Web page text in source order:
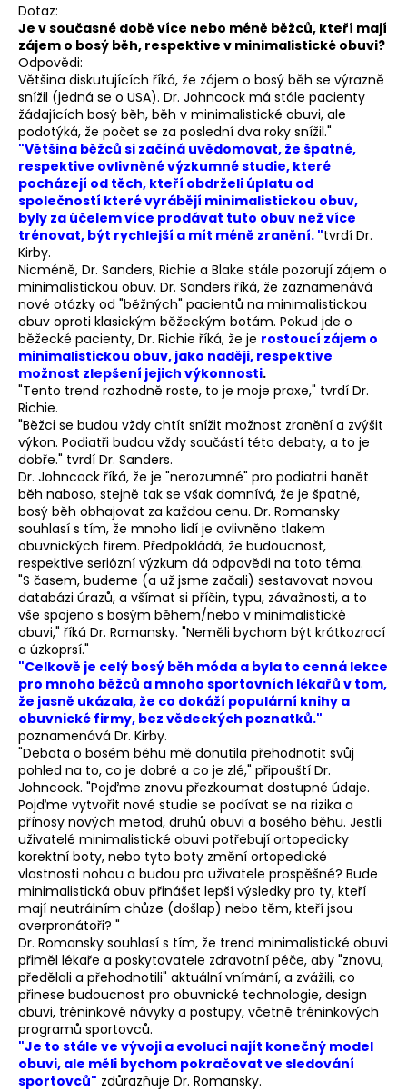
Dotaz:
Je v současné době více nebo méně běžců, kteří mají
zájem o bosý běh, respektive v minimalistické obuvi?
Odpovědi:
Většina diskutujících říká, že zájem o bosý běh se výrazně
snížil (jedná se o USA). Dr. Johncock má stále pacienty
žádajících bosý běh, běh v minimalistické obuvi, ale
podotýká, že počet se za poslední dva roky snížil."
"Většina běžců si začíná uvědomovat, že špatné,
respektive ovlivněné výzkumné studie, které
pocházejí od těch, kteří obdrželi úplatu od
společností které vyrábějí minimalistickou obuv,
byly za účelem více prodávat tuto obuv než více
trénovat, být rychlejší a mít méně zranění. "tvrdí Dr.
Kirby.
Nicméně, Dr. Sanders, Richie a Blake stále pozorují zájem o
minimalistickou obuv. Dr. Sanders říká, že zaznamenává
nové otázky od "běžných" pacientů na minimalistickou
obuv oproti klasickým běžeckým botám. Pokud jde o
běžecké pacienty, Dr. Richie říká, že je rostoucí zájem o
minimalistickou obuv, jako naději, respektive
možnost zlepšení jejich výkonnosti.
"Tento trend rozhodně roste, to je moje praxe," tvrdí Dr.
Richie.
"Běžci se budou vždy chtít snížit možnost zranění a zvýšit
výkon. Podiatři budou vždy součástí této debaty, a to je
dobře." tvrdí Dr. Sanders.
Dr. Johncock říká, že je "nerozumné" pro podiatrii hanět
běh naboso, stejně tak se však domnívá, že je špatné,
bosý běh obhajovat za každou cenu. Dr. Romansky
souhlasí s tím, že mnoho lidí je ovlivněno tlakem
obuvnických firem. Předpokládá, že budoucnost,
respektive seriózní výzkum dá odpovědi na toto téma.
"S časem, budeme (a už jsme začali) sestavovat novou
databázi úrazů, a všímat si příčin, typu, závažnosti, a to
vše spojeno s bosým během/nebo v minimalistické
obuvi," říká Dr. Romansky. "Neměli bychom být krátkozrací
a úzkoprsí."
"Celkově je celý bosý běh móda a byla to cenná lekce
pro mnoho běžců a mnoho sportovních lékařů v tom,
že jasně ukázala, že co dokáží populární knihy a
obuvnické firmy, bez vědeckých poznatků."
poznamenává Dr. Kirby.
"Debata o bosém běhu mě donutila přehodnotit svůj
pohled na to, co je dobré a co je zlé," připouští Dr.
Johncock. "Pojďme znovu přezkoumat dostupné údaje.
Pojďme vytvořit nové studie se podívat se na rizika a
přínosy nových metod, druhů obuvi a bosého běhu. Jestli
uživatelé minimalistické obuvi potřebují ortopedicky
korektní boty, nebo tyto boty změní ortopedické
vlastnosti nohou a budou pro uživatele prospěšné? Bude
minimalistická obuv přinášet lepší výsledky pro ty, kteří
mají neutrálním chůze (došlap) nebo těm, kteří jsou
overpronátoři? "
Dr. Romansky souhlasí s tím, že trend minimalistické obuvi
přiměl lékaře a poskytovatele zdravotní péče, aby "znovu,
předělali a přehodnotili" aktuální vnímání, a zvážili, co
přinese budoucnost pro obuvnické technologie, design
obuvi, tréninkové návyky a postupy, včetně tréninkových
programů sportovců.
"Je to stále ve vývoji a evoluci najít konečný model
obuvi, ale měli bychom pokračovat ve sledování
sportovců" zdůrazňuje Dr. Romansky.